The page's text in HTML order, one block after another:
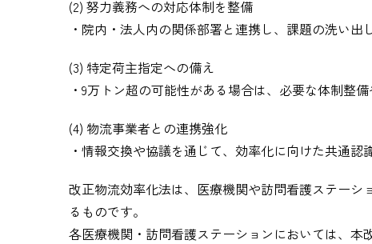
(2) 努力義務への対応体制を整備
・院内・法人内の関係部署と連携し、課題の洗い出
(3) 特定荷主指定への備え
・9万トン超の可能性がある場合は、必要な体制整
(4) 物流事業者との連携強化
・情報交換や協議を通じて、効率化に向けた共通認
改正物流効率化法は、医療機関や訪問看護ステー
るものです。
各医療機関・訪問看護ステーションにおいては、